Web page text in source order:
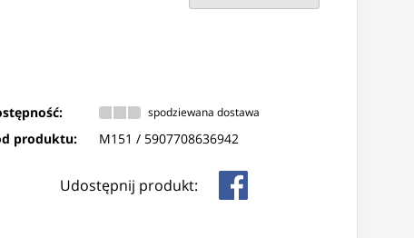
spodziewana dostawa
produktu: M151 / 5907708636942
Udostępnij produkt: